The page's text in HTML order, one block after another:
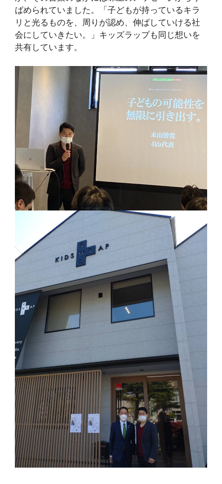
ばめられていました。「子どもが持っているキラ
リと光るものを、周りが認め、伸ばしていける社
会にしていきたい。」キッズラップも同じ想いを
共有しています。